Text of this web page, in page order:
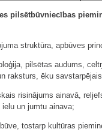
pilsētbūvniecības
struktūra, apbūves
pilsētas audums,
raksturs, ēku
risinājums ainavā,
un jumtu ainava;
tostarp kultūras